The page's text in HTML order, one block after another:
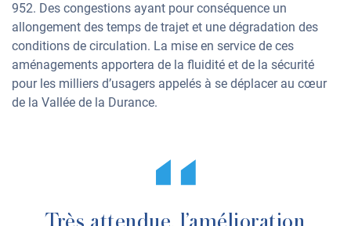
952. Des congestions ayant pour conséquence un
allongement des temps de trajet et une dégradation des
conditions de circulation. La mise en service de ces
aménagements apportera de la fluidité et de la sécurité
pour les milliers d’usagers appelés à se déplacer au cœur
de la Vallée de la Durance.